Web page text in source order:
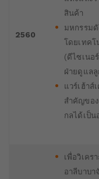
2560
สินค้า
มหกรรม
โดยเทคโ
(ดีไซเนอ
ฝ่ายดูแล
แวร์เฮ้าส์
สำคัญขอ
กลได้เป็น
เพื่อวิเค
อาลีบาบ